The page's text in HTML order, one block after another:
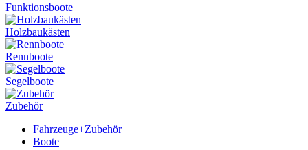
Funktionsboote
Holzbaukästen
Rennboote
Segelboote
Zubehör
Fahrzeuge+Zubehör
Boote